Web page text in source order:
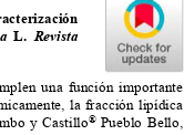
  L.
Revista
una  función  importante
la  fracción  lipídica
y  Castillo
®
  Pueblo  Bello,